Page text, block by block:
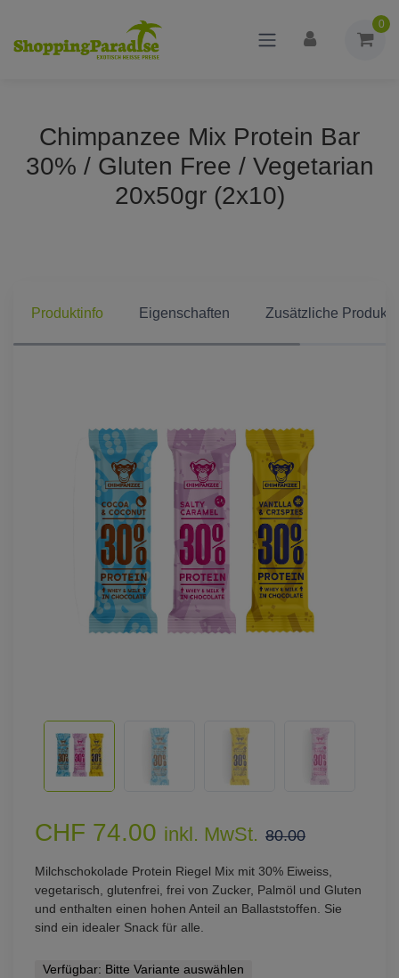
0
Chimpanzee Mix Protein Bar
30% / Gluten Free / Vegetarian
20x50gr (2x10)
Produktinfo Eigenschaften Zusätzliche
CHF 74.00 inkl. MwSt. 80.00
Milchschokolade Protein Riegel Mix mit 30% Eiweiss,
vegetarisch, glutenfrei, frei von Zucker, Palmöl und Gluten
und enthalten einen hohen Anteil an Ballaststoffen. Sie
sind ein idealer Snack für alle.
Verfügbar: Bitte Variante auswählen